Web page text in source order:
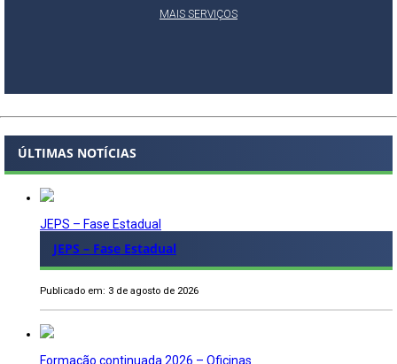
MAIS SERVIÇOS
ÚLTIMAS NOTÍCIAS
JEPS – Fase Estadual
JEPS – Fase Estadual
Publicado em: 3 de agosto de 2026
Formação continuada 2026 – Oficinas